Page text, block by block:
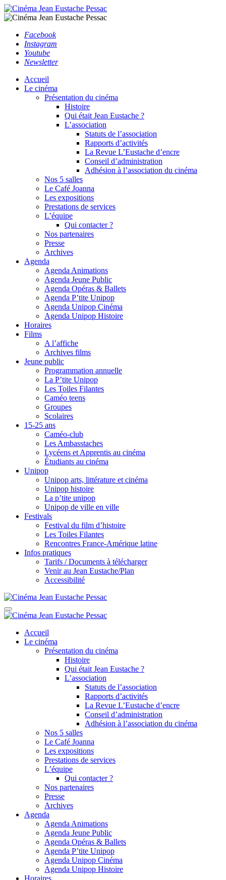
Facebook
Instagram
Youtube
Newsletter
Accueil
Le cinéma
Présentation du cinéma
Histoire
Qui était Jean Eustache ?
L’association
Statuts de l’association
Rapports d’activités
La Revue L’Eustache d’encre
Conseil d’administration
Adhésion à l’association du cinéma
Nos 5 salles
Le Café Joanna
Les expositions
Prestations de services
L’équipe
Qui contacter ?
Nos partenaires
Presse
Archives
Agenda
Agenda Animations
Agenda Jeune Public
Agenda Opéras & Ballets
Agenda P’tite Unipop
Agenda Unipop Cinéma
Agenda Unipop Histoire
Horaires
Films
A l’affiche
Archives films
Jeune public
Programmation annuelle
La P’tite Unipop
Les Toiles Filantes
Caméo teens
Groupes
Scolaires
15-25 ans
Caméo-club
Les Ambasstaches
Lycéens et Apprentis au cinéma
Étudiants au cinéma
Unipop
Unipop arts, littérature et cinéma
Unipop histoire
La p’tite unipop
Unipop de ville en ville
Festivals
Festival du film d’histoire
Les Toiles Filantes
Rencontres France-Amérique latine
Infos pratiques
Tarifs / Documents à télécharger
Venir au Jean Eustache/Plan
Accessibilité
Accueil
Le cinéma
Présentation du cinéma
Histoire
Qui était Jean Eustache ?
L’association
Statuts de l’association
Rapports d’activités
La Revue L’Eustache d’encre
Conseil d’administration
Adhésion à l’association du cinéma
Nos 5 salles
Le Café Joanna
Les expositions
Prestations de services
L’équipe
Qui contacter ?
Nos partenaires
Presse
Archives
Agenda
Agenda Animations
Agenda Jeune Public
Agenda Opéras & Ballets
Agenda P’tite Unipop
Agenda Unipop Cinéma
Agenda Unipop Histoire
Horaires